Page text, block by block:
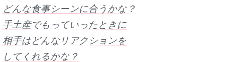
どんな食事シーンに合うかな？
手土産でもっていったときに
相手はどんなリアクションを
してくれるかな？